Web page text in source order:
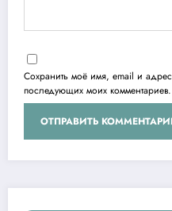
Сохранить моё имя, email и
последующих моих комментариев.